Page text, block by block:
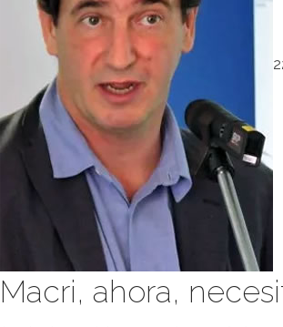
Macri, ahora,